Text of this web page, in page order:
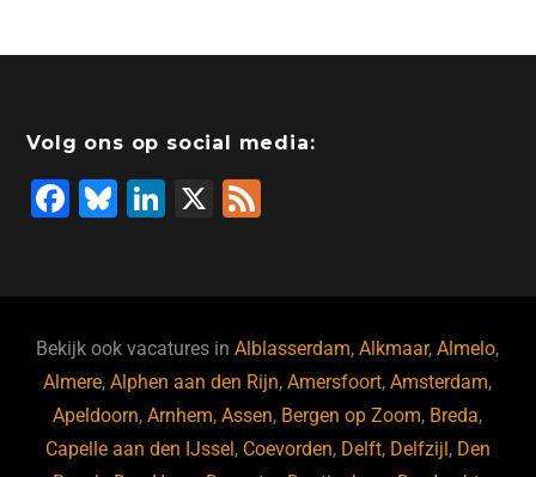
Volg ons op social media:
F
b
o
o
k
Bl
ky
Li
dI
n
X
Bekijk ook vacatures inAlblasserdam,Alkmaar,Almelo,
Almere,Alphen aan den Rijn,Amersfoort,Amsterdam,
Apeldoorn,Arnhem,Assen, Bergen op Zoom, Breda,
Capelle aan den IJssel, Coevorden, Delft, Delfzijl, Den